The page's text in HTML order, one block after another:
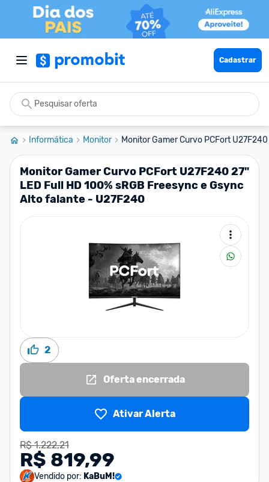
Cadastrar
Informática Monitor Monitor Gamer Curvo PCFort U27F240
Monitor Gamer Curvo PCFort U27F240 27"
LED Full HD 100% sRGB Freesync e Gsync
Alto falante - U27F240
2
Oferta encerrada
Ativar Alerta
R$ 1.222,21
R$ 819,99
Vendido por: KaBuM!